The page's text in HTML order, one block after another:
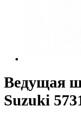
Ведущая
Suzuki